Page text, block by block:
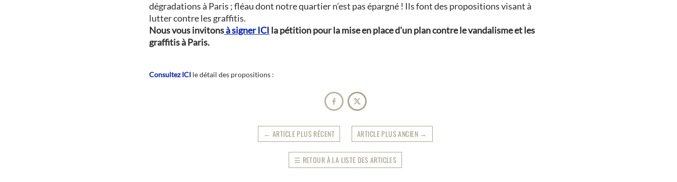
dégradations à Paris ; fléau dont notre quartier n’est pas épargné ! Ils font des propositions visant à
lutter contre les graffitis.
Nous vous invitonsà signer ICI la pétition pour la mise en place d'un plan contre le vandalisme et les
graffitis à Paris.
Consultez ICI le détail des propositions :
 
←ARTICLE PLUS RÉCENT ARTICLE PLUS ANCIEN→
☰ RETOUR À LA LISTE DES ARTICLES